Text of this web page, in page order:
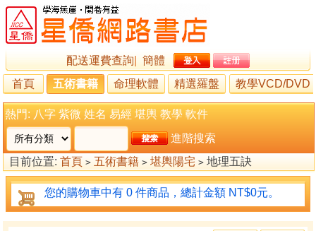
配送運費查詢
簡體
首頁
五術書籍 命理軟體 精選羅盤 教學VCD/DVD
熱門: 八字 紫微 姓名 易經 堪輿 教學 軟件
進階搜索
目前位置: 首頁 > 五術書籍 > 堪輿陽宅 > 地理五訣
您的購物車中有 0 件商品，總計金額 NT$0元。